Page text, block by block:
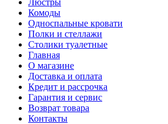
Люстры
Комоды
Односпальные кровати
Полки и стеллажи
Столики туалетные
Главная
О магазине
Доставка и оплата
Кредит и рассрочка
Гарантия и сервис
Возврат товара
Контакты